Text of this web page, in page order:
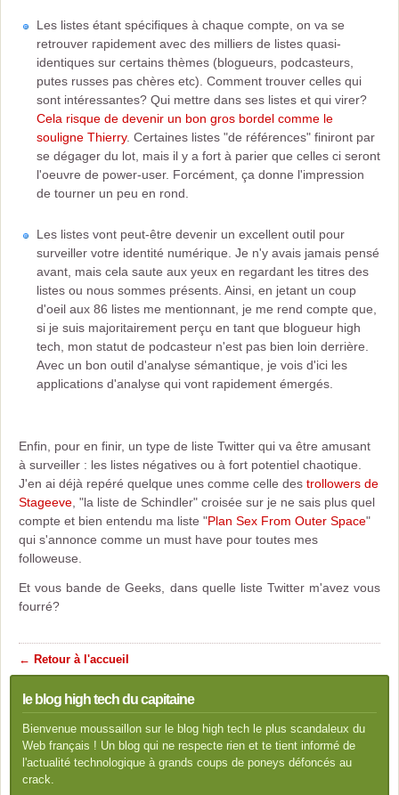
Les listes étant spécifiques à chaque compte, on va se
retrouver rapidement avec des milliers de listes quasi-
identiques sur certains thèmes (blogueurs, podcasteurs,
putes russes pas chères etc). Comment trouver celles qui
sont intéressantes? Qui mettre dans ses listes et qui virer?
Cela risque de devenir un bon gros bordel comme le
souligne Thierry. Certaines listes "de références" finiront par
se dégager du lot, mais il y a fort à parier que celles ci seront
l'oeuvre de power-user. Forcément, ça donne l'impression
de tourner un peu en rond.
Les listes vont peut-être devenir un excellent outil pour
surveiller votre identité numérique. Je n'y avais jamais pensé
avant, mais cela saute aux yeux en regardant les titres des
listes ou nous sommes présents. Ainsi, en jetant un coup
d'oeil aux 86 listes me mentionnant, je me rend compte que,
si je suis majoritairement perçu en tant que blogueur high
tech, mon statut de podcasteur n'est pas bien loin derrière.
Avec un bon outil d'analyse sémantique, je vois d'ici les
applications d'analyse qui vont rapidement émergés.
Enfin, pour en finir, un type de liste Twitter qui va être amusant
à surveiller : les listes négatives ou à fort potentiel chaotique.
J'en ai déjà repéré quelque unes comme celle des trollowers de
Stageeve , "la liste de Schindler" croisée sur je ne sais plus quel
compte et bien entendu ma liste "Plan Sex From Outer Space"
qui s'annonce comme un must have pour toutes mes
followeuse.
Et vous bande de Geeks, dans quelle liste Twitter m'avez vous
fourré?
← Retour à l'accueil
le blog high tech du capitaine
Bienvenue moussaillon sur le blog high tech le plus scandaleux du
Web français ! Un blog qui ne respecte rien et te tient informé de
l'actualité technologique à grands coups de poneys défoncés au
crack.